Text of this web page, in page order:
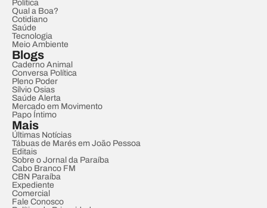
Política
Qual a Boa?
Cotidiano
Saúde
Tecnologia
Meio Ambiente
Blogs
Caderno Animal
Conversa Política
Pleno Poder
Sílvio Osias
Saúde Alerta
Mercado em Movimento
Papo Íntimo
Mais
Últimas Notícias
Tábuas de Marés em João Pessoa
Editais
Sobre o Jornal da Paraíba
Cabo Branco FM
CBN Paraíba
Expediente
Comercial
Fale Conosco